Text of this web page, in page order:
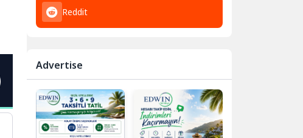
Reddit
Advertise